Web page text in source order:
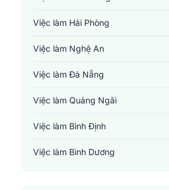
Việc làm Hải Phòng
Việc làm Nghệ An
Việc làm Đà Nẵng
Việc làm Quảng Ngãi
Việc làm Bình Định
Việc làm Bình Dương